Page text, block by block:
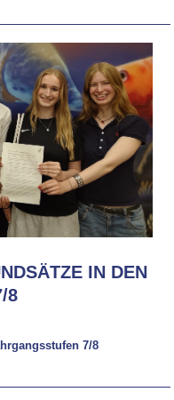
IN DEN
8
7/8